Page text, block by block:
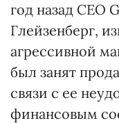
год назад СЕО
Глейзенберг,
агрессивной
был занят
связи с ее
финансовым